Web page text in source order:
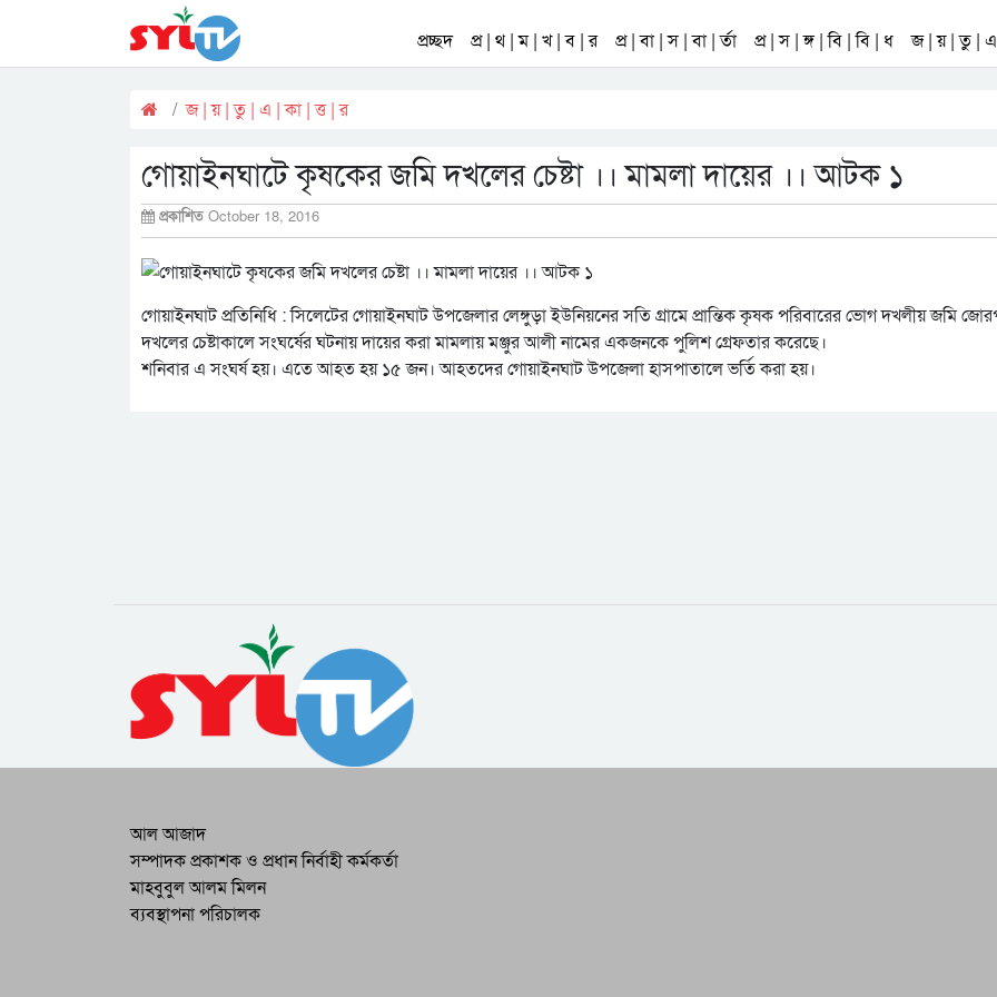
প্রচ্ছদ প্র | থ | ম | খ | ব | র প্র | বা | স | বা | র্তা প্র | স | ঙ্গ | বি | বি | ধ জ | য় | তু | এ
জ | য় | তু | এ | কা | ত্ত | র
গোয়াইনঘাটে কৃষকের জমি দখলের চেষ্টা ।। মামলা দায়ের ।। আটক ১
প্রকাশিত October 18, 2016
গোয়াইনঘাট প্রতিনিধি : সিলেটের গোয়াইনঘাট উপজেলার লেঙ্গুড়া ইউনিয়নের সতি গ্রামে প্রান্তিক কৃষক পরিবারের ভোগ দখলীয় জমি
দখলের চেষ্টাকালে সংঘর্ষের ঘটনায় দায়ের করা মামলায় মঞ্জুর আলী নামের একজনকে পুলিশ গ্রেফতার করেছে।
শনিবার এ সংঘর্ষ হয়। এতে আহত হয় ১৫ জন। আহতদের গোয়াইনঘাট উপজেলা হাসপাতালে ভর্তি করা হয়।
আল আজাদ
সম্পাদক প্রকাশক ও প্রধান নির্বাহী কর্মকর্তা
মাহবুবুল আলম মিলন
ব্যবস্থাপনা পরিচালক